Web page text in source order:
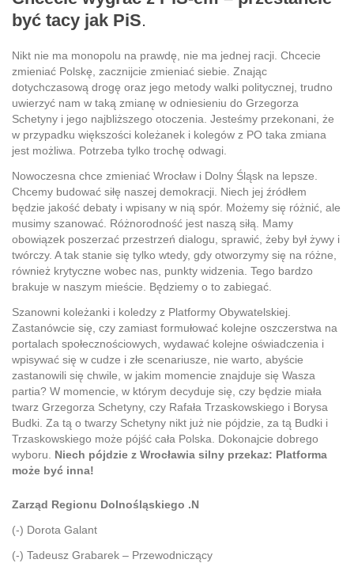
być tacy jak PiS.
Nikt nie ma monopolu na prawdę, nie ma jednej racji. Chcecie
zmieniać Polskę, zacznijcie zmieniać siebie. Znając
dotychczasową drogę oraz jego metody walki politycznej, trudno
uwierzyć nam w taką zmianę w odniesieniu do Grzegorza
Schetyny i jego najbliższego otoczenia. Jesteśmy przekonani, że
w przypadku większości koleżanek i kolegów z PO taka zmiana
jest możliwa. Potrzeba tylko trochę odwagi.
Nowoczesna chce zmieniać Wrocław i Dolny Śląsk na lepsze.
Chcemy budować siłę naszej demokracji. Niech jej źródłem
będzie jakość debaty i wpisany w nią spór. Możemy się różnić, ale
musimy szanować. Różnorodność jest naszą siłą. Mamy
obowiązek poszerzać przestrzeń dialogu, sprawić, żeby był żywy i
twórczy. A tak stanie się tylko wtedy, gdy otworzymy się na różne,
również krytyczne wobec nas, punkty widzenia. Tego bardzo
brakuje w naszym mieście. Będziemy o to zabiegać.
Szanowni koleżanki i koledzy z Platformy Obywatelskiej.
Zastanówcie się, czy zamiast formułować kolejne oszczerstwa na
portalach społecznościowych, wydawać kolejne oświadczenia i
wpisywać się w cudze i złe scenariusze, nie warto, abyście
zastanowili się chwile, w jakim momencie znajduje się Wasza
partia? W momencie, w którym decyduje się, czy będzie miała
twarz Grzegorza Schetyny, czy Rafała Trzaskowskiego i Borysa
Budki. Za tą o twarzy Schetyny nikt już nie pójdzie, za tą Budki i
Trzaskowskiego może pójść cała Polska. Dokonajcie dobrego
wyboru. Niech pójdzie z Wrocławia silny przekaz: Platforma
może być inna!
Zarząd Regionu Dolnośląskiego .N
(-) Dorota Galant
(-) Tadeusz Grabarek – Przewodniczący